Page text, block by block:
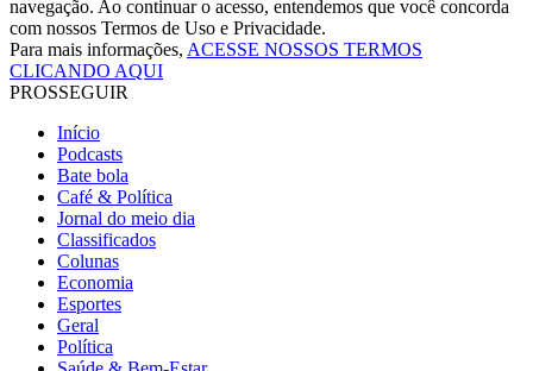
navegação. Ao continuar o acesso, entendemos que você concorda
com nossos Termos de Uso e Privacidade.
Para mais informações, ACESSE NOSSOS TERMOS
CLICANDO AQUI
PROSSEGUIR
Início
Podcasts
Bate bola
Café & Política
Jornal do meio dia
Classificados
Colunas
Economia
Esportes
Geral
Política